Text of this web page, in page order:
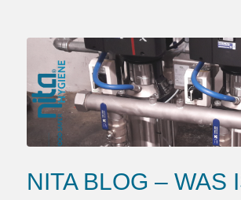
NITA BLOG – WAS